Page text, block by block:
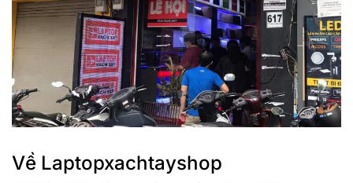
Về Laptopxachtayshop